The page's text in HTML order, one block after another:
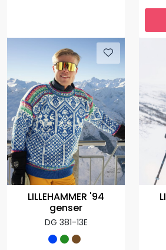
LILLEHAMMER '94
genser
DG 381-13E